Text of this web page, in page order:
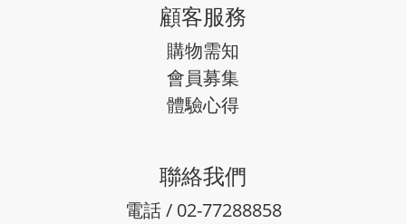
顧客服務
購物需知
會員募集
體驗心得
聯絡我們
電話 / 02-77288858